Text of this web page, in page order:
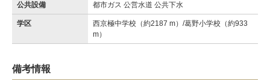
公共設備 都市ガス 公営水道 公共下水
学区
西京極中学校（約2187 m）/葛野小学校（約933
m）
備考情報